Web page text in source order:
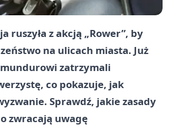
ruszyła z akcją „Rower”, by
na ulicach miasta. Już
zatrzymali
co pokazuje, jak
Sprawdź, jakie zasady
zwracają uwagę